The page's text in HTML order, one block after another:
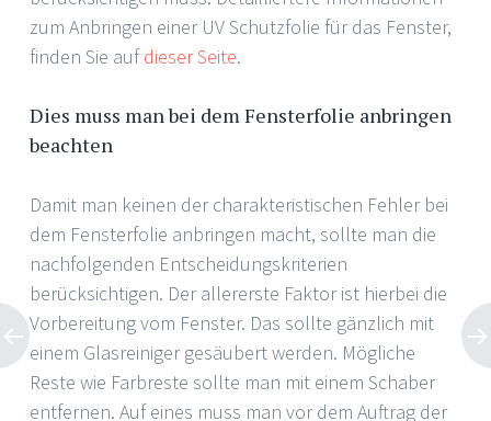
zum Anbringen einer UV Schutzfolie für das Fenster,
finden Sie aufdieser Seite.
Dies muss man bei dem Fensterfolie anbringen
beachten
Damit man keinen der charakteristischen Fehler bei
dem Fensterfolie anbringen macht, sollte man die
nachfolgenden Entscheidungskriterien
berücksichtigen. Der allererste Faktor ist hierbei die
Vorbereitung vom Fenster. Das sollte gänzlich mit
einem Glasreiniger gesäubert werden. Mögliche
Reste wie Farbreste sollte man mit einem Schaber
entfernen. Auf eines muss man vor dem Auftrag der